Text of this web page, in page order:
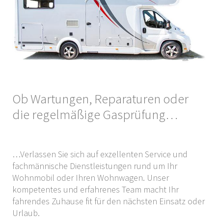
Ob Wartungen, Reparaturen oder
die regelmäßige Gasprüfung…
…Verlassen Sie sich auf exzellenten Service und
fachmännische Dienstleistungen rund um Ihr
Wohnmobil oder Ihren Wohnwagen. Unser
kompetentes und erfahrenes Team macht Ihr
fahrendes Zuhause fit für den nächsten Einsatz oder
Urlaub.